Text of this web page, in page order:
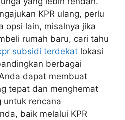
KPR ulang, perlu
opsi lain, misalnya jika
rumah baru, cari tahu
subsidi terdekat lokasi
berbagai
dapat membuat
tepat dan menghemat
untuk rencana
baik melalui KPR